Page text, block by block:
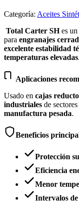
Categoría: Aceites
Total Carter SHes un
para engranajes
excelente estabilidad
temperaturas elevadas.
Aplicaciones
Usado en cajas
industriales de
manufactura pesada.
Beneficios
Protección
Eficiencia
Menor
Intervalos